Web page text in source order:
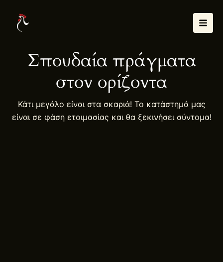
περιεχόμενο
Σπουδαία πράγματα
στον ορίζοντα
Κάτι μεγάλο είναι στα σκαριά! Το κατάστημά μας
είναι σε φάση ετοιμασίας και θα ξεκινήσει σύντομα!